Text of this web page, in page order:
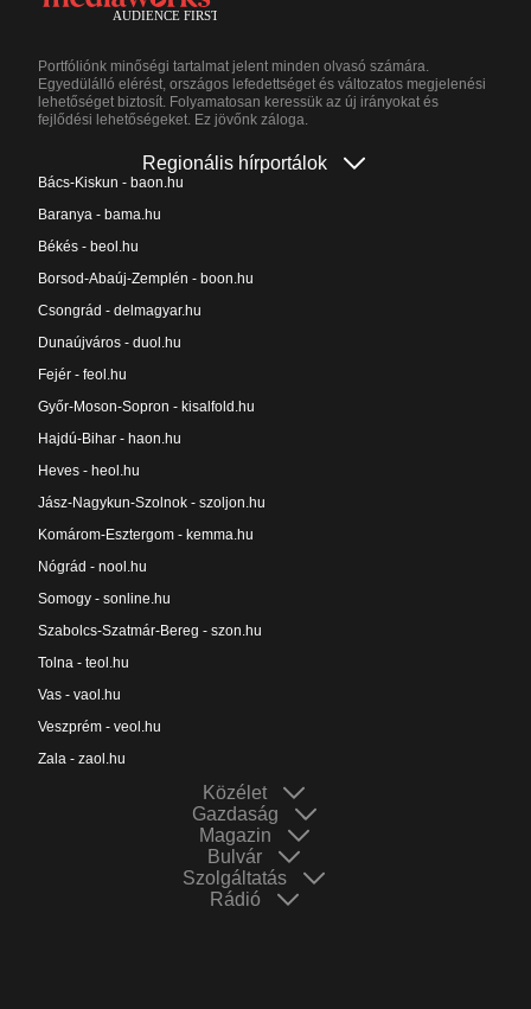
Portfóliónk minőségi tartalmat jelent minden olvasó számára.
Egyedülálló elérést, országos lefedettséget és változatos megjelenési
lehetőséget biztosít. Folyamatosan keressük az új irányokat és
fejlődési lehetőségeket. Ez jövőnk záloga.
Regionális hírportálok
Bács-Kiskun - baon.hu
Baranya - bama.hu
Békés - beol.hu
Borsod-Abaúj-Zemplén - boon.hu
Csongrád - delmagyar.hu
Dunaújváros - duol.hu
Fejér - feol.hu
Győr-Moson-Sopron - kisalfold.hu
Hajdú-Bihar - haon.hu
Heves - heol.hu
Jász-Nagykun-Szolnok - szoljon.hu
Komárom-Esztergom - kemma.hu
Nógrád - nool.hu
Somogy - sonline.hu
Szabolcs-Szatmár-Bereg - szon.hu
Tolna - teol.hu
Vas - vaol.hu
Veszprém - veol.hu
Zala - zaol.hu
Közélet
Gazdaság
Magazin
Bulvár
Szolgáltatás
Rádió